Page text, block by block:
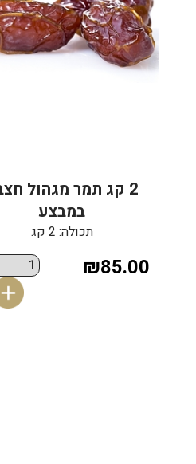
2 קג תמר מגהול
במבצע
תכולה: 2 קג
₪85.00